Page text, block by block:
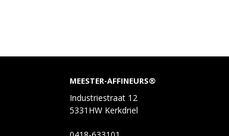
MEESTER-AFFINEURS®
Industriestraat 12
5331HW Kerkdriel